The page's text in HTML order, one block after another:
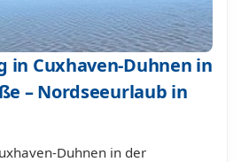
in Cuxhaven-Duhnen in
– Nordseeurlaub in
Duhnen in der